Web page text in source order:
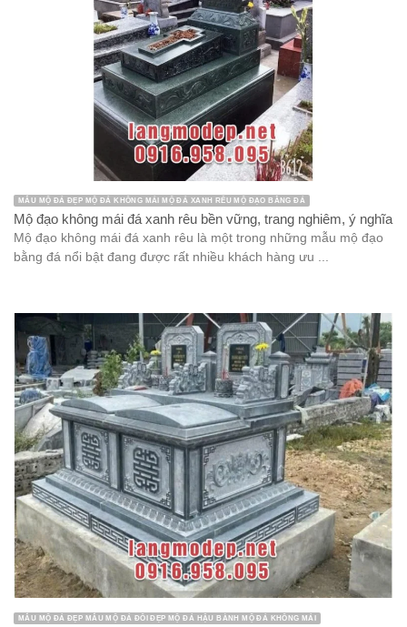
MẪU MỘ ĐÁ ĐẸP MỘ ĐÁ KHÔNG MÁI MỘ ĐÁ XANH RÊU MỘ ĐẠO BẰNG ĐÁ
Mộ đạo không mái đá xanh rêu bền vững, trang nghiêm, ý nghĩa
Mộ đạo không mái đá xanh rêu là một trong những mẫu mộ đạo
bằng đá nổi bật đang được rất nhiều khách hàng ưu ...
MẪU MỘ ĐÁ ĐẸP MẪU MỘ ĐÁ ĐÔI ĐẸP MỘ ĐÁ HẬU BÀNH MỘ ĐÁ KHÔNG MÁI